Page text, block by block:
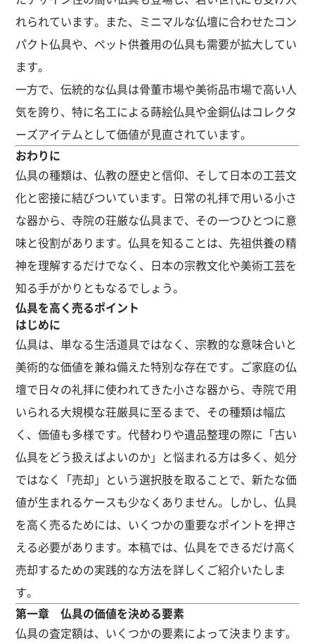
れられています。また、ミニマルな仏壇に合わせたコン
パクト仏具や、ペット供養用の仏具も需要が拡大してい
ます。
一方で、伝統的な仏具は骨董市場や美術品市場で高い人
気を誇り、特に名工による蒔絵仏具や金銅仏はコレクタ
ーズアイテムとして価値が見直されています。
おわりに
仏具の種類は、仏教の歴史と信仰、そして日本の工芸文
化と密接に結びついています。日常の礼拝で用いる小さ
な器から、寺院の荘厳な仏具まで、その一つひとつに意
味と役割があります。仏具を知ることは、先祖供養の精
神を理解するだけでなく、日本の宗教文化や美術工芸を
知る手がかりともなるでしょう。
仏具を高く売るポイント
はじめに
仏具は、単なる生活道具ではなく、宗教的な意味合いと
美術的な価値を兼ね備えた特別な存在です。ご家庭の仏
壇で日々の礼拝に使われてきた小さな器から、寺院で用
いられる大規模な荘厳具に至るまで、その種類は幅広
く、価値も多様です。代替わりや遺品整理の際に「古い
仏具をどう扱えばよいのか」と悩まれる方は多く、処分
ではなく「売却」という選択肢を取ることで、新たな価
値が生まれるケースも少なくありません。しかし、仏具
を高く売るためには、いくつかの重要なポイントを押さ
える必要があります。本稿では、仏具をできるだけ高く
売却するための実践的な方法を詳しくご紹介いたしま
す。
第一章 仏具の価値を決める要素
仏具の査定額は、いくつかの要素によって決まります。